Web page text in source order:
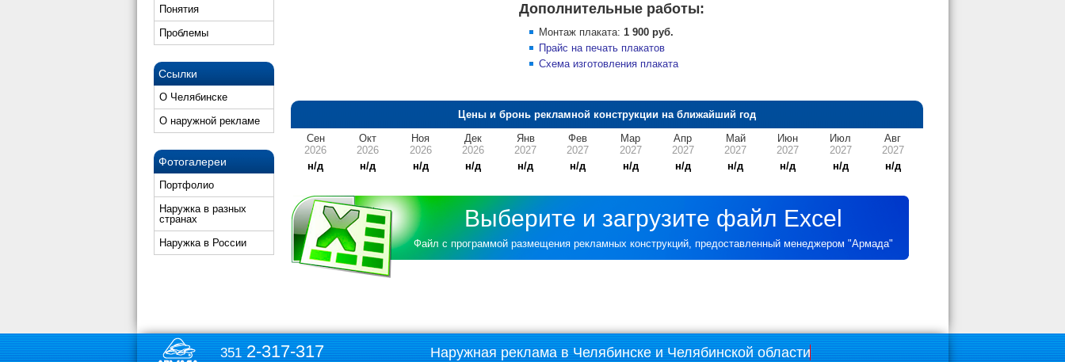
Понятия
Проблемы
Ссылки
О Челябинске
О наружной рекламе
Фотогалереи
Портфолио
Наружка в разных
странах
Наружка в России
Дополнительные работы:
Монтаж плаката: 1 900 руб.
Прайс на печать плакатов
Схема изготовления плаката
Цены и бронь рекламной конструкции на ближайший год
Сен
2026
н/д
Окт
2026
н/д
Ноя
2026
н/д
Дек
2026
н/д
Янв
2027
н/д
Фев
2027
н/д
Мар
2027
н/д
Апр
2027
н/д
Май
2027
н/д
Июн
2027
н/д
Июл
2027
н/д
Авг
2027
н/д
Выберите и загрузите файл Excel
Файл с программой размещения рекламных конструкций, предоставленный менеджером "Армада"
3512-317-317 Наружная реклама в Челябинске и Челябинской области